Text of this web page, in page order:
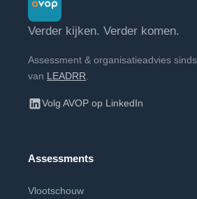
Verder kijken. Verder komen.
Assessment & organisatieadvies
van LEADRR
Volg AVOP op LinkedIn
Assessments
Vlootschouw